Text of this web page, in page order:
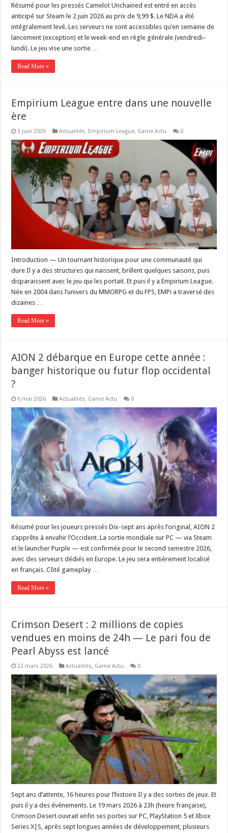
Résumé pour les pressés Camelot Unchained est entré en accès
anticipé sur Steam le 2 juin 2026 au prix de 9,99 $. Le NDA a été
intégralement levé. Les serveurs ne sont accessibles qu’en semaine de
lancement (exception) et le week-end en règle générale (vendredi–
lundi). Le jeu vise une sortie …
Read More »
Empirium League entre dans une nouvelle
ère
3 juin 2026 Actualités, Empirium League, Game Actu 0
Introduction — Un tournant historique pour une communauté qui
dure Il y a des structures qui naissent, brillent quelques saisons, puis
disparaissent avec le jeu qui les portait. Et puis il y a Empirium League.
Née en 2004 dans l’univers du MMORPG et du FPS, EMPi a traversé des
dizaines …
Read More »
AION 2 débarque en Europe cette année :
banger historique ou futur flop occidental
?
6 mai 2026 Actualités, Game Actu 0
Résumé pour les joueurs pressés Dix-sept ans après l’original, AION 2
s’apprête à envahir l’Occident. La sortie mondiale sur PC — via Steam
et le launcher Purple — est confirmée pour le second semestre 2026,
avec des serveurs dédiés en Europe. Le jeu sera entièrement localisé
en français. Côté gameplay …
Read More »
Crimson Desert : 2 millions de copies
vendues en moins de 24h — Le pari fou de
Pearl Abyss est lancé
22 mars 2026 Actualités, Game Actu 0
Sept ans d’attente, 16 heures pour l’histoire Il y a des sorties de jeux. Et
puis il y a des événements. Le 19 mars 2026 à 23h (heure française),
Crimson Desert ouvrait enfin ses portes sur PC, PlayStation 5 et Xbox
Series X|S, après sept longues années de développement, plusieurs